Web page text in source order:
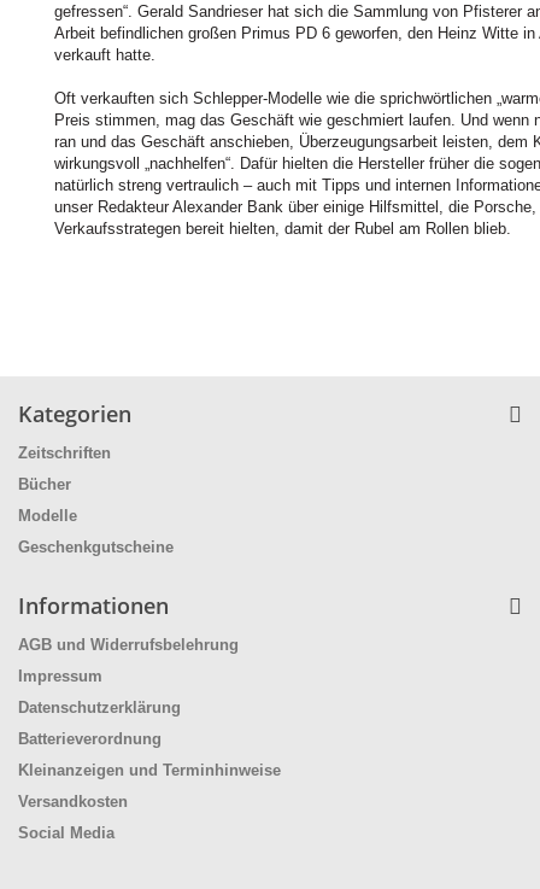
gefressen“. Gerald Sandrieser hat sich die Sammlung von Pfisterer
Arbeit befindlichen großen Primus PD 6 geworfen, den Heinz Witte
verkauft hatte.
Oft verkauften sich Schlepper-Modelle wie die sprichwörtlichen
Preis stimmen, mag das Geschäft wie geschmiert laufen. Und wenn
ran und das Geschäft anschieben, Überzeugungsarbeit leisten, dem
wirkungsvoll „nachhelfen“. Dafür hielten die Hersteller früher die
natürlich streng vertraulich – auch mit Tipps und internen
unser Redakteur Alexander Bank über einige Hilfsmittel, die
Verkaufsstrategen bereit hielten, damit der Rubel am Rollen blieb.
Kategorien
Zeitschriften
Bücher
Modelle
Geschenkgutscheine
Informationen
AGB und Widerrufsbelehrung
Impressum
Datenschutzerklärung
Batterieverordnung
Kleinanzeigen und Terminhinweise
Versandkosten
Social Media